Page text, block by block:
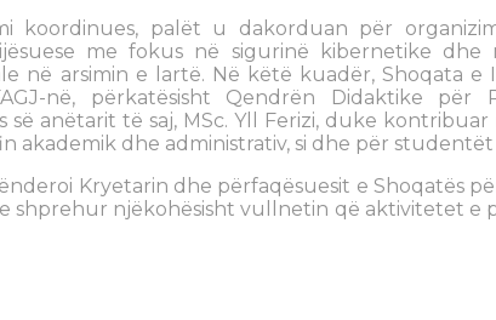
koordinues, palët u dakorduan për
me fokus në sigurinë kibernetike dhe
në arsimin e lartë. Në këtë kuadër, Shoqata e
në, përkatësisht Qendrën Didaktike për
së anëtarit të saj, MSc. Yll Ferizi, duke
akademik dhe administrativ, si dhe për
Kryetarin dhe përfaqësuesit e Shoqatës
shprehur njëkohësisht vullnetin që aktivitetet e